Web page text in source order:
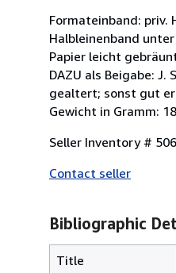
Formateinband: priv.
Halbleinenband
Papier leicht
DAZU als Beigabe:
gealtert; sonst gut
Gewicht in Gramm:
Seller Inventory #
Contact seller
Bibliographic
Title